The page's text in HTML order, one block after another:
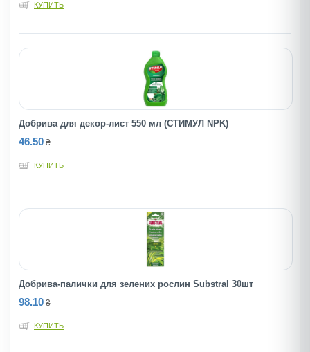
КУПИТЬ
Добрива для декор-лист 550 мл (СТИМУЛ NPK)
46.50 ₴
КУПИТЬ
Добрива-палички для зелених рослин Substral 30шт
98.10 ₴
КУПИТЬ